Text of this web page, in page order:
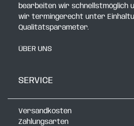
bearbeiten wir schnellstmöglich
wir termingerecht unter
Qualitätsparameter.
ÜBER UNS
SERVICE
Versandkosten
Zahlungsarten